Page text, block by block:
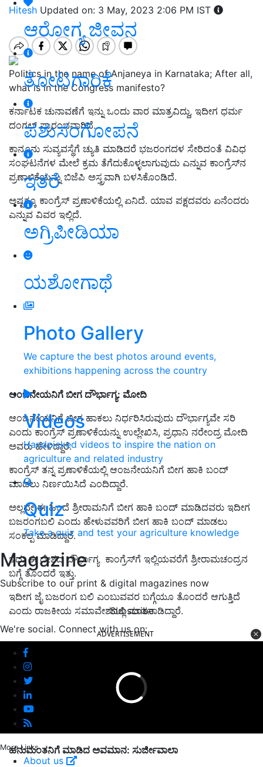
ಆರೋಗ್ಯ ಜೀವನ
ತೋಟಗಾರಿಕೆ
ಪಶುಸಂಗೋಪನೆ
ಇತರೆ
ಅಗ್ರಿಪೀಡಿಯಾ
ಯಶೋಗಾಥೆ
Photo Gallery
We capture the best photos around events,
exhibitions happening across the country
Videos
Handpicked videos to inspire the nation on
agriculture and related industry
Quiz
Take a quiz and test your agriculture knowledge
Magazine
Subscribe to our print & digital magazines now
Subscribe
We're social. Connect with us on:
More Links
About us
Hitesh Updated on: 3 May, 2023 2:06 PM IST
Politics in the name of Anjaneya in Karnataka; After all,
what is in the Congress manifesto?
ಕರ್ನಾಟಕ ಚುನಾವಣೆಗೆ ಇನ್ನು ಒಂದು ವಾರ ಮಾತ್ರವಿದ್ದು, ಇದೀಗ ಧರ್ಮ
ದಂಗಲ್‌ ಪ್ರಾರಂಭವಾಗಿದೆ.
ಕಾನೂನು ಸುವ್ಯವಸ್ಥೆಗೆ ಚ್ಯುತಿ ಮಾಡಿದರೆ ಭಜರಂಗದಳ ಸೇರಿದಂತೆ ವಿವಿಧ
ಸಂಘಟನೆಗಳ ಮೇಲೆ ಕ್ರಮ ತೆಗೆದುಕೊಳ್ಳಲಾಗುವುದು ಎನ್ನುವ ಕಾಂಗ್ರೆಸ್‌ನ
ಪ್ರಣಾಳಿಕೆಯನ್ನು ಬಿಜೆಪಿ ಅಸ್ತ್ರವಾಗಿ ಬಳಸಿಕೊಂಡಿದೆ.
ಅಷ್ಟಕ್ಕೂ ಕಾಂಗ್ರೆಸ್‌ ಪ್ರಣಾಳಿಕೆಯಲ್ಲಿ ಏನಿದೆ. ಯಾವ ಪಕ್ಷದವರು ಏನೆಂದರು
ಎನ್ನುವ ವಿವರ ಇಲ್ಲಿದೆ.
ಆಂಜನೇಯನಿಗೆ ಬೀಗ ದೌರ್ಭಾಗ್ಯ: ಮೋದಿ
ಆಂಜನೇಯನಿಗೆ ಬೀಗ ಹಾಕಲು ನಿರ್ಧರಿಸಿರುವುದು ದೌರ್ಭಾಗ್ಯವೇ ಸರಿ
ಎಂದು ಕಾಂಗ್ರೆಸ್‌ ಪ್ರಣಾಳಿಕೆಯನ್ನು ಉಲ್ಲೇಖಿಸಿ, ಪ್ರಧಾನಿ ನರೇಂದ್ರ ಮೋದಿ
ಅವರು ಹೇಳಿದ್ದಾರೆ.
ಕಾಂಗ್ರೆಸ್‌ ತನ್ನ ಪ್ರಣಾಳಿಕೆಯಲ್ಲಿ ಆಂಜನೇಯನಿಗೆ ಬೀಗ ಹಾಕಿ ಬಂದ್‌
ಮಾಡಲು ನಿರ್ಣಯಿಸಿದೆ ಎಂದಿದ್ದಾರೆ.
ಅಲ್ಲದೇ ಈ ಹಿಂದೆ ಶ್ರೀರಾಮನಿಗೆ ಬೀಗ ಹಾಕಿ ಬಂದ್‌ ಮಾಡಿದವರು ಇದೀಗ
ಬಜರಂಗಬಲಿ ಎಂದು ಹೇಳುವವರಿಗೆ ಬೀಗ ಹಾಕಿ ಬಂದ್‌ ಮಾಡಲು
ಸಂಕಲ್ಪ ಮಾಡಿದ್ದಾರೆ.
ಇದು ಈ ದೇಶದ ದೌರ್ಭಾಗ್ಯ ಕಾಂಗ್ರೆಸ್‌ಗೆ ಇಲ್ಲಿಯವರೆಗೆ ಶ್ರೀರಾಮಚಂದ್ರನ
ಬಗ್ಗೆ ತೊಂದರೆ ಇತ್ತು.
ಇದೀಗ ಜೈ ಬಜರಂಗ ಬಲಿ ಎಂಬುವವರ ಬಗ್ಗೆಯೂ ತೊಂದರೆ ಆಗುತ್ತಿದೆ
ಎಂದು ರಾಜಕೀಯ ಸಮಾವೇಶದಲ್ಲಿ ಮಾತನಾಡಿದ್ದಾರೆ.
ADVERTISEMENT
ಹನುಮಂತನಿಗೆ ಮಾಡಿದ ಅವಮಾನ: ಸುರ್ಜೀವಾಲಾ